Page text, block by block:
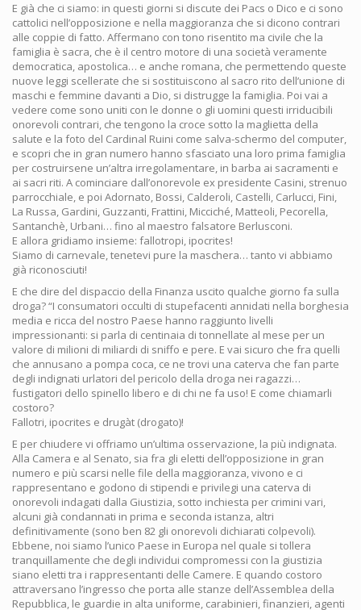
E già che ci siamo: in questi giorni si discute dei Pacs o Dico e ci sono
cattolici nell’opposizione e nella maggioranza che si dicono contrari
alle coppie di fatto. Affermano con tono risentito ma civile che la
famiglia è sacra, che è il centro motore di una società veramente
democratica, apostolica… e anche romana, che permettendo queste
nuove leggi scellerate che si sostituiscono al sacro rito dell’unione di
maschi e femmine davanti a Dio, si distrugge la famiglia. Poi vai a
vedere come sono uniti con le donne o gli uomini questi irriducibili
onorevoli contrari, che tengono la croce sotto la maglietta della
salute e la foto del Cardinal Ruini come salva-schermo del computer,
e scopri che in gran numero hanno sfasciato una loro prima famiglia
per costruirsene un’altra irregolamentare, in barba ai sacramenti e
ai sacri riti. A cominciare dall’onorevole ex presidente Casini, strenuo
parrocchiale, e poi Adornato, Bossi, Calderoli, Castelli, Carlucci, Fini,
La Russa, Gardini, Guzzanti, Frattini, Micciché, Matteoli, Pecorella,
Santanchè, Urbani… fino al maestro falsatore Berlusconi.
E allora gridiamo insieme: fallotropi, ipocrites!
Siamo di carnevale, tenetevi pure la maschera… tanto vi abbiamo
già riconosciuti!
E che dire del dispaccio della Finanza uscito qualche giorno fa sulla
droga? “I consumatori occulti di stupefacenti annidati nella borghesia
media e ricca del nostro Paese hanno raggiunto livelli
impressionanti: si parla di centinaia di tonnellate al mese per un
valore di milioni di miliardi di sniffo e pere. E vai sicuro che fra quelli
che annusano a pompa coca, ce ne trovi una caterva che fan parte
degli indignati urlatori del pericolo della droga nei ragazzi…
fustigatori dello spinello libero e di chi ne fa uso! E come chiamarli
costoro?
Fallotri, ipocrites e drugàt (drogato)!
E per chiudere vi offriamo un’ultima osservazione, la più indignata.
Alla Camera e al Senato, sia fra gli eletti dell’opposizione in gran
numero e più scarsi nelle file della maggioranza, vivono e ci
rappresentano e godono di stipendi e privilegi una caterva di
onorevoli indagati dalla Giustizia, sotto inchiesta per crimini vari,
alcuni già condannati in prima e seconda istanza, altri
definitivamente (sono ben 82 gli onorevoli dichiarati colpevoli).
Ebbene, noi siamo l’unico Paese in Europa nel quale si tollera
tranquillamente che degli individui compromessi con la giustizia
siano eletti tra i rappresentanti delle Camere. E quando costoro
attraversano l’ingresso che porta alle stanze dell’Assemblea della
Repubblica, le guardie in alta uniforme, carabinieri, finanzieri, agenti